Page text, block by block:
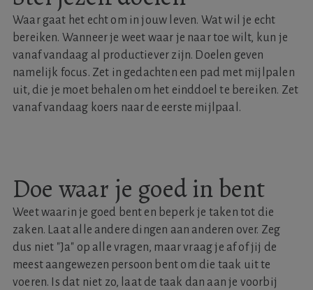
Waar gaat het echt om in jouw leven. Wat wil je echt
bereiken. Wanneer je weet waar je naar toe wilt, kun je
vanaf vandaag al productiever zijn. Doelen geven
namelijk focus. Zet in gedachten een pad met mijlpalen
uit, die je moet behalen om het einddoel te bereiken. Zet
vanaf vandaag koers naar de eerste mijlpaal.
Doe waar je goed in bent
Weet waarin je goed bent en beperk je taken tot die
zaken. Laat alle andere dingen aan anderen over. Zeg
dus niet "Ja" op alle vragen, maar vraag je af of jij de
meest aangewezen persoon bent om die taak uit te
voeren. Is dat niet zo, laat de taak dan aan je voorbij